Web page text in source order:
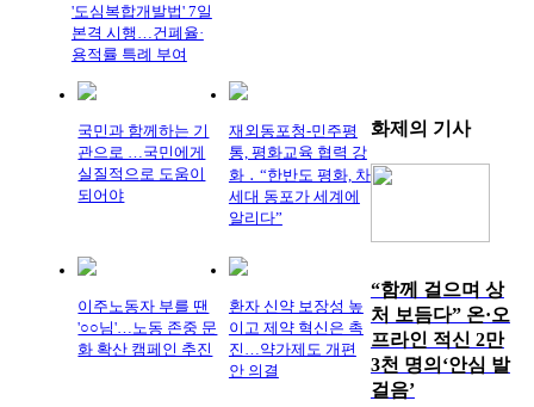
'도심복합개발법' 7일
본격 시행…건폐율·
용적률 특례 부여
국민과 함께하는 기
관으로 …국민에게
실질적으로 도움이
되어야
재외동포청-민주평
통, 평화교육 협력 강
화 ․ “한반도 평화, 차
세대 동포가 세계에
알리다”
이주노동자 부를 땐
'○○님'…노동 존중 문
화 확산 캠페인 추진
환자 신약 보장성 높
이고 제약 혁신은 촉
진…약가제도 개편
안 의결
화제의 기사
“함께 걸으며 상
처 보듬다” 온·오
프라인 적신 2만
3천 명의‘안심 발
걸음’